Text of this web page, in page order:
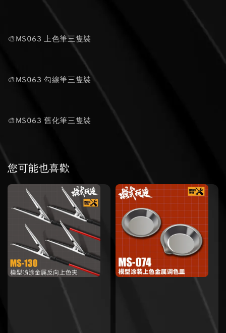
🎨MS063 上色筆三隻裝
🎨MS063 勾線筆三隻裝
🎨MS063 舊化筆三隻裝
您可能也喜歡